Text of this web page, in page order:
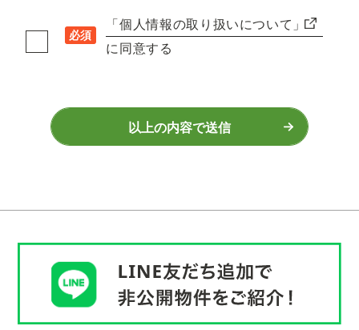
必須
「個人情報の取り扱いについて」
に同意する
以上の内容で送信